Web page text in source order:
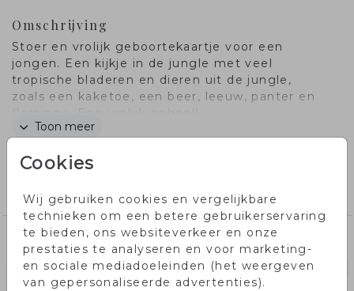
Cookies
Wij gebruiken cookies en vergelijkbare
technieken om een betere gebruikerservaring
te bieden, ons websiteverkeer en onze
prestaties te analyseren en voor marketing-
en sociale mediadoeleinden (het weergeven
van gepersonaliseerde advertenties).
Omschrijving
Stoer en vrolijk geboortekaartje voor een
jongen. Een kijkje in de jungle met veel
tropische bladeren en dieren uit de jungle,
zoals een kaketoe, een beer, leeuw, panter en
Toon meer
Collectie
jongenskaartjes
Misschien vind je dit ook leuk!